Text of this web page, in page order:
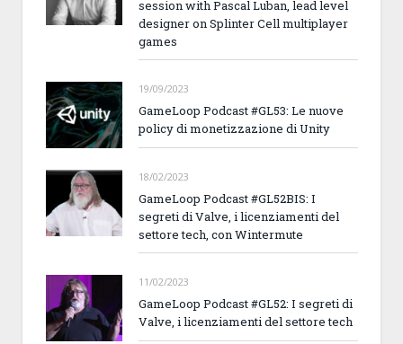
session with Pascal Luban, lead level
designer on Splinter Cell multiplayer
games
19/09/2023
GameLoop Podcast #GL53: Le nuove
policy di monetizzazione di Unity
18/02/2023
GameLoop Podcast #GL52BIS: I
segreti di Valve, i licenziamenti del
settore tech, con Wintermute
11/02/2023
GameLoop Podcast #GL52: I segreti di
Valve, i licenziamenti del settore tech